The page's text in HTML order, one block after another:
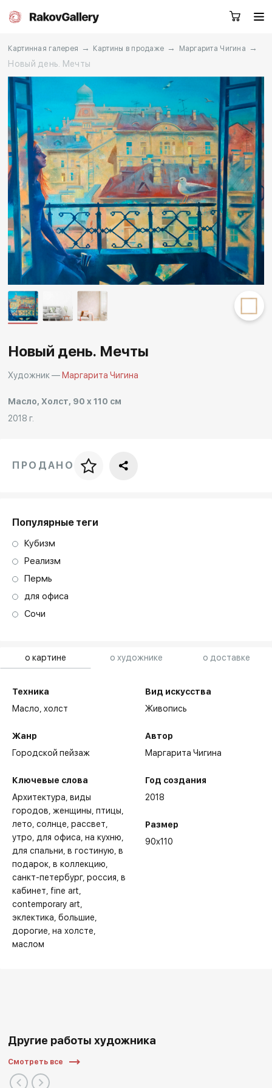
Екатеринбург
RU EN CN
Каталог Художники
О нас Услуги
События Контакты
Другие проекты
baget
Заказать звонок
Картинная галерея → Картины в продаже → Маргарита Чигина
→
Новый день. Мечты
о картине о художнике о доставке
Техника
Масло,холст
Жанр
Городской пейзаж
Ключевые слова
Архитектура виды
городов женщины птицы
лето солнце рассвет
утро для офиса на кухню
для спальни в гостиную в
подарок в коллекцию
санкт-петербург россия в
кабинет fine art
contemporary art
эклектика большие
дорогие на холсте
маслом
Вид искусства
Живопись
Автор
Маргарита Чигина
Год создания
2018
Размер
90x110
Новый день. Мечты
Художник — Маргарита Чигина
Масло, Холст, 90 x 110 см
2018 г.
Цена за багет
ПРОДАНО
Популярные теги
Кубизм
Реализм
Пермь
для офиса
Сочи
Другие работы художника
Смотреть все